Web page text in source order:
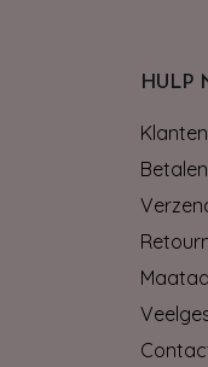
HULP
Betalen